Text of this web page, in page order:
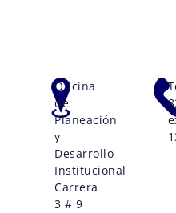
Oficina
de
Planeación
y
Desarrollo
Institucional
Carrera
3 # 9